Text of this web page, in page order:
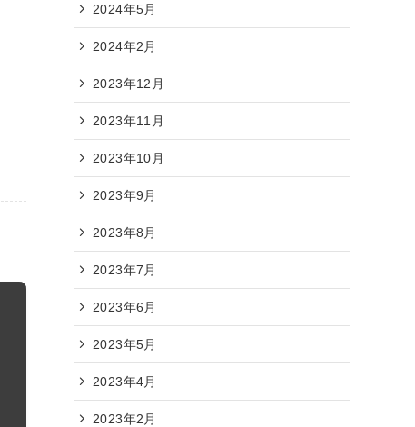
2024年5月
2024年2月
2023年12月
2023年11月
2023年10月
2023年9月
2023年8月
2023年7月
2023年6月
2023年5月
2023年4月
2023年2月